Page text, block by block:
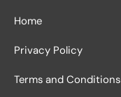
Home
Privacy Policy
Terms and Conditions